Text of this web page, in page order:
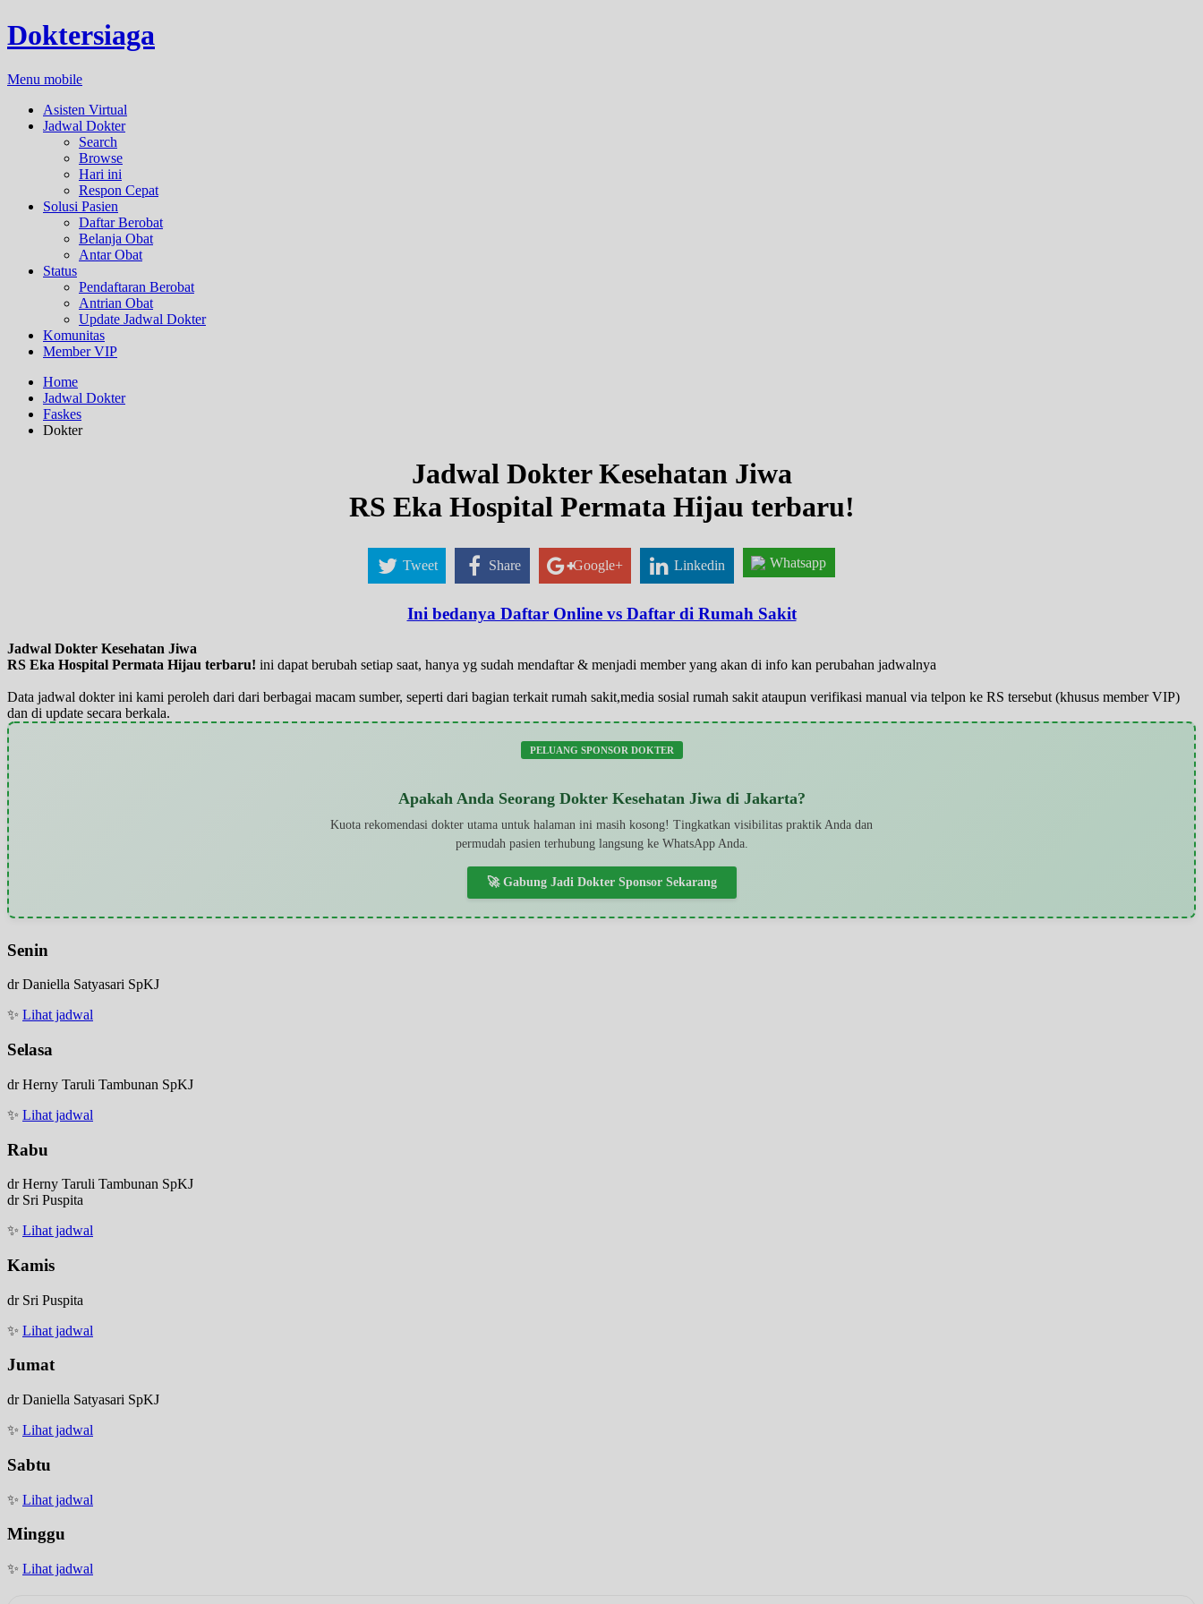
Doktersiaga
Menu mobile
Asisten Virtual
Jadwal Dokter
Search
Browse
Hari ini
Respon Cepat
Solusi Pasien
Daftar Berobat
Belanja Obat
Antar Obat
Status
Pendaftaran Berobat
Antrian Obat
Update Jadwal Dokter
Komunitas
Member VIP
Home
Jadwal Dokter
Faskes
Dokter
Jadwal Dokter Kesehatan Jiwa
RS Eka Hospital Permata Hijau terbaru!
Tweet Share Google+ Linkedin Whatsapp
Ini bedanya Daftar Online vs Daftar di Rumah Sakit
Jadwal Dokter Kesehatan Jiwa
RS Eka Hospital Permata Hijau terbaru! ini dapat berubah setiap saat, hanya yg sudah mendaftar & menjadi member yang akan di info kan perubahan jadwalnya
Data jadwal dokter ini kami peroleh dari dari berbagai macam sumber, seperti dari bagian terkait rumah sakit,media sosial rumah sakit ataupun verifikasi manual via telpon ke RS tersebut (khusus member VIP)
dan di update secara berkala.
PELUANG SPONSOR DOKTER
Apakah Anda Seorang Dokter Kesehatan Jiwa di Jakarta?
Kuota rekomendasi dokter utama untuk halaman ini masih kosong! Tingkatkan visibilitas praktik Anda dan
permudah pasien terhubung langsung ke WhatsApp Anda.
🚀 Gabung Jadi Dokter Sponsor Sekarang
Senin
dr Daniella Satyasari SpKJ
✨ Lihat jadwal
Selasa
dr Herny Taruli Tambunan SpKJ
✨ Lihat jadwal
Rabu
dr Herny Taruli Tambunan SpKJ
dr Sri Puspita
✨ Lihat jadwal
Kamis
dr Sri Puspita
✨ Lihat jadwal
Jumat
dr Daniella Satyasari SpKJ
✨ Lihat jadwal
Sabtu
✨ Lihat jadwal
Minggu
✨ Lihat jadwal